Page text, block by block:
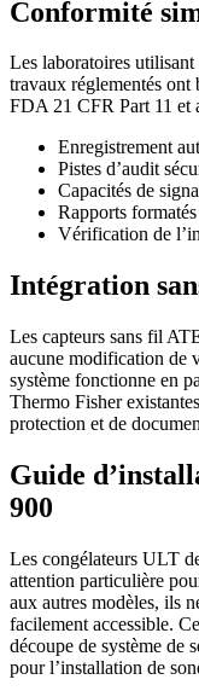
Conformité
Les laboratoires
travaux réglementés ont
FDA 21 CFR Part 11 et
Enregistrement
Pistes d’audit
Capacités de
Rapports
Vérification de
Intégration
Les capteurs sans fil
aucune modification de
système fonctionne en
Thermo Fisher
protection et de
Guide
900
Les congélateurs ULT
attention particulière
aux autres modèles, ils
facilement accessible.
découpe de système de
pour l’installation de